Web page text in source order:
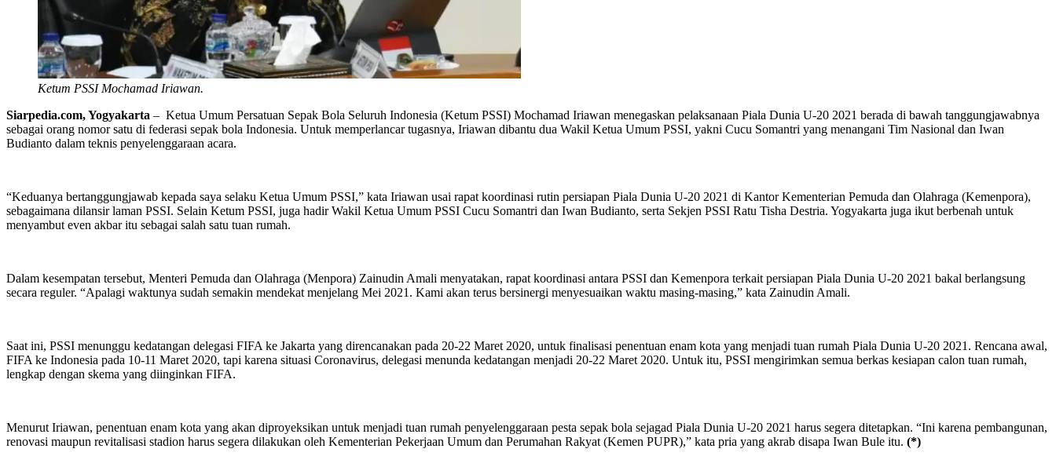
Ketum PSSI Mochamad Iriawan.
Siarpedia.com, Yogyakarta – Ketua Umum Persatuan Sepak Bola Seluruh Indonesia (Ketum PSSI) Mochamad Iriawan menegaskan pelaksanaan Piala Dunia U-20 2021 berada di bawah tanggungjawabnya
sebagai orang nomor satu di federasi sepak bola Indonesia. Untuk memperlancar tugasnya, Iriawan dibantu dua Wakil Ketua Umum PSSI, yakni Cucu Somantri yang menangani Tim Nasional dan Iwan
Budianto dalam teknis penyelenggaraan acara.
“Keduanya bertanggungjawab kepada saya selaku Ketua Umum PSSI,” kata Iriawan usai rapat koordinasi rutin persiapan Piala Dunia U-20 2021 di Kantor Kementerian Pemuda dan Olahraga (Kemenpora),
sebagaimana dilansir laman PSSI. Selain Ketum PSSI, juga hadir Wakil Ketua Umum PSSI Cucu Somantri dan Iwan Budianto, serta Sekjen PSSI Ratu Tisha Destria. Yogyakarta juga ikut berbenah untuk
menyambut even akbar itu sebagai salah satu tuan rumah.
Dalam kesempatan tersebut, Menteri Pemuda dan Olahraga (Menpora) Zainudin Amali menyatakan, rapat koordinasi antara PSSI dan Kemenpora terkait persiapan Piala Dunia U-20 2021 bakal berlangsung
secara reguler. “Apalagi waktunya sudah semakin mendekat menjelang Mei 2021. Kami akan terus bersinergi menyesuaikan waktu masing-masing,” kata Zainudin Amali.
Saat ini, PSSI menunggu kedatangan delegasi FIFA ke Jakarta yang direncanakan pada 20-22 Maret 2020, untuk finalisasi penentuan enam kota yang menjadi tuan rumah Piala Dunia U-20 2021. Rencana awal,
FIFA ke Indonesia pada 10-11 Maret 2020, tapi karena situasi Coronavirus, delegasi menunda kedatangan menjadi 20-22 Maret 2020. Untuk itu, PSSI mengirimkan semua berkas kesiapan calon tuan rumah,
lengkap dengan skema yang diinginkan FIFA.
Menurut Iriawan, penentuan enam kota yang akan diproyeksikan untuk menjadi tuan rumah penyelenggaraan pesta sepak bola sejagad Piala Dunia U-20 2021 harus segera ditetapkan. “Ini karena pembangunan,
renovasi maupun revitalisasi stadion harus segera dilakukan oleh Kementerian Pekerjaan Umum dan Perumahan Rakyat (Kemen PUPR),” kata pria yang akrab disapa Iwan Bule itu. (*)